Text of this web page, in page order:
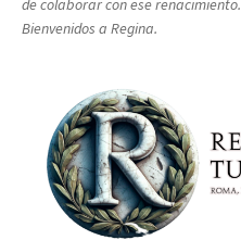
de colaborar con ese renacimiento.
Bienvenidos a Regina.